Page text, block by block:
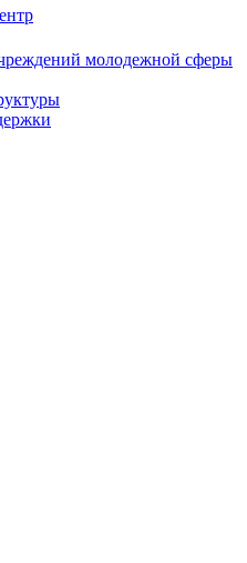
молодежной сферы